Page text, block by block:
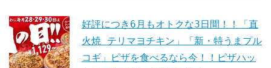
好評につき6月もオトクな3日間！！「直
火焼 テリマヨチキン」「新・特うまプル
コギ」ピザを食べるなら今！！ピザハッ